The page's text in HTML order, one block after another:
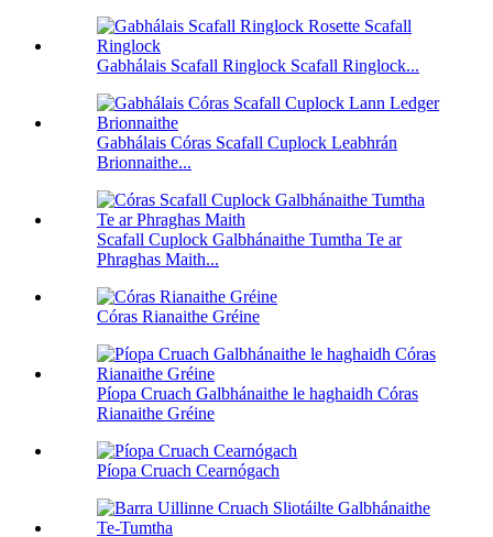
Gabhálais Scafall Ringlock Scafall Ringlock...
Gabhálais Córas Scafall Cuplock Leabhrán
Brionnaithe...
Scafall Cuplock Galbhánaithe Tumtha Te ar
Phraghas Maith...
Córas Rianaithe Gréine
Píopa Cruach Galbhánaithe le haghaidh Córas
Rianaithe Gréine
Píopa Cruach Cearnógach